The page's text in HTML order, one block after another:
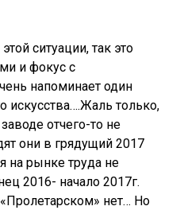
ситуации, так это
и фокус с
напоминает один
искусства….Жаль только,
отчего-то не
они в грядущий 2017
на рынке труда не
2016- начало 2017г.
нет… Но